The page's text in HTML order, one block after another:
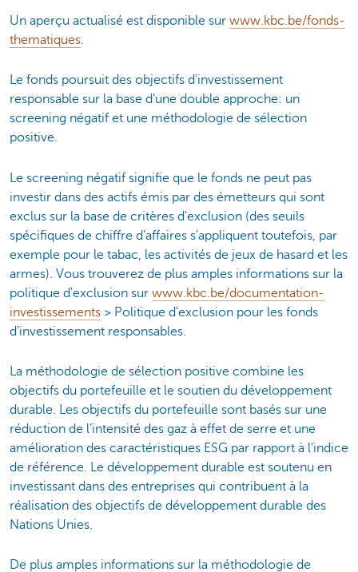
Un aperçu actualisé est disponible sur www.kbc.be/fonds-
thematiques.
Le fonds poursuit des objectifs d'investissement
responsable sur la base d'une double approche: un
screening négatif et une méthodologie de sélection
positive.
Le screening négatif signifie que le fonds ne peut pas
investir dans des actifs émis par des émetteurs qui sont
exclus sur la base de critères d'exclusion (des seuils
spécifiques de chiffre d’affaires s’appliquent toutefois, par
exemple pour le tabac, les activités de jeux de hasard et les
armes). Vous trouverez de plus amples informations sur la
politique d'exclusion sur www.kbc.be/documentation-
investissements > Politique d'exclusion pour les fonds
d’investissement responsables.
La méthodologie de sélection positive combine les
objectifs du portefeuille et le soutien du développement
durable. Les objectifs du portefeuille sont basés sur une
réduction de l’intensité des gaz à effet de serre et une
amélioration des caractéristiques ESG par rapport à l'indice
de référence. Le développement durable est soutenu en
investissant dans des entreprises qui contribuent à la
réalisation des objectifs de développement durable des
Nations Unies.
De plus amples informations sur la méthodologie de